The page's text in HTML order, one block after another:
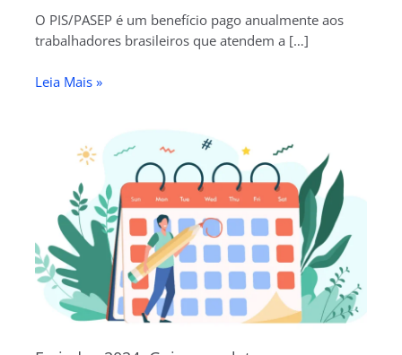
O PIS/PASEP é um benefício pago anualmente aos
trabalhadores brasileiros que atendem a […]
Leia Mais »